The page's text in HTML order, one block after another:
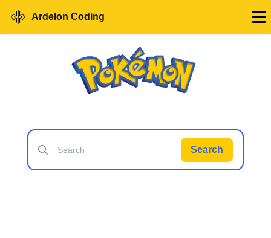
Ardelon Coding
Search